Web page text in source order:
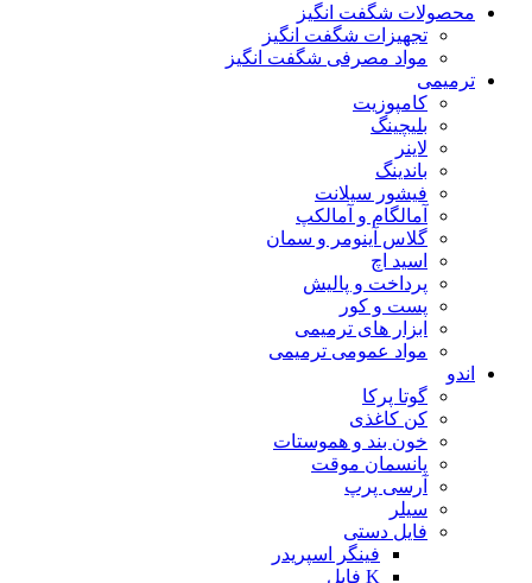
محصولات شگفت انگیز
تجهیزات شگفت انگیز
مواد مصرفی شگفت انگیز
ترمیمی
کامپوزیت
بلیچینگ
لاینر
باندینگ
فیشور سیلانت
آمالگام و آمالکپ
گلاس آینومر و سمان
اسید اچ
پرداخت و پالیش
پست و کور
ابزار های ترمیمی
مواد عمومی ترمیمی
اندو
گوتا پرکا
کن کاغذی
خون بند و هموستات
پانسمان موقت
آرسی پرپ
سیلر
فایل دستی
فینگر اسپریدر
K فایل